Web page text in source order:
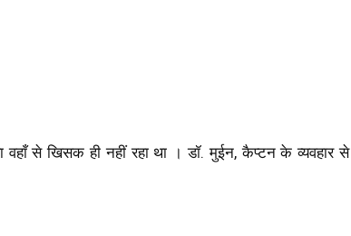
वहाँ से खिसक ही नहीं रहा था । डॉ. मुईन, कैप्टन के व्यवहार से